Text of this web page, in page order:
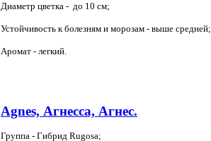
Диаметр цветка - до 10 см;
Устойчивость к болезням и морозам - выше средней;
Аромат - легкий.
Agnes, Агнесса, Агнес.
Группа - Гибрид Rugosa;